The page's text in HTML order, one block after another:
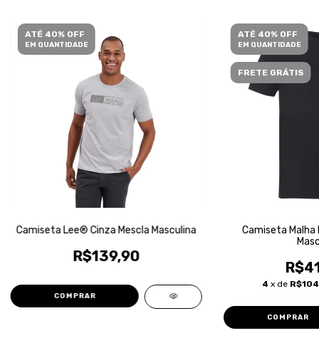
ATÉ 40% OFF
EM QUANTIDADE
Camiseta Lee® Cinza Mescla Masculina
R$139,90
COMPRAR
ATÉ 40% OFF
EM QUANTIDADE
FRETE GRÁTIS
Camiseta
4 x de
COMPRAR